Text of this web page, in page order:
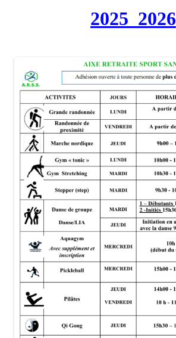
Actualités Formation
Contacts
2025_2026